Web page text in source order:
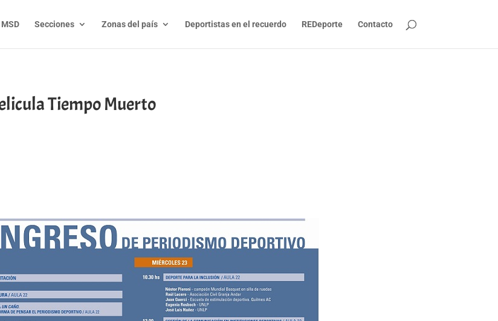
MSD Secciones Zonas del país Deportistas en el recuerdo REDeporte Contacto
Tiempo Muerto